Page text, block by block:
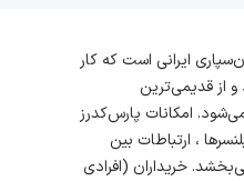
ایرانی است که کار
شروع کرد و از قدیمی‌ترین
امکانات پارس‌کدرز
، ارتباطات بین
خریداران (افرادی